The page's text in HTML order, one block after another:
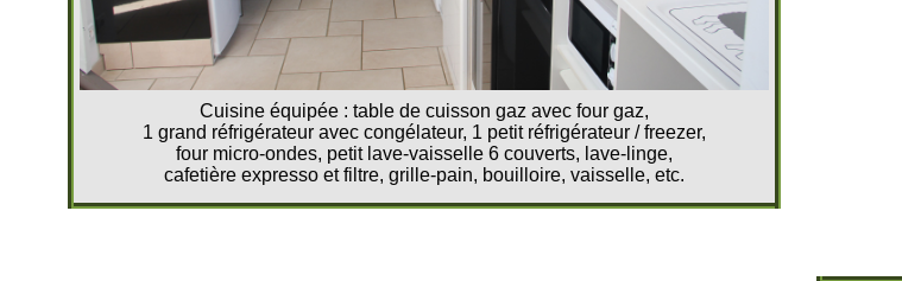
Cuisine équipée : table de cuisson gaz avec four gaz,
1 grand réfrigérateur avec congélateur, 1 petit réfrigérateur / freezer,
four micro-ondes, petit lave-vaisselle 6 couverts, lave-linge,
cafetière expresso et filtre, grille-pain, bouilloire, vaisselle, etc.